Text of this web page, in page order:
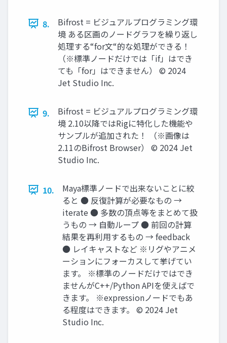
8.
Bifrost = ビジュアルプログラミング環
境 ある区画のノードグラフを繰り返し
処理する“for文“的な処理ができる！
（※標準ノードだけでは「if」はでき
ても「for」はできません） © 2024
Jet Studio Inc.
9.
Bifrost = ビジュアルプログラミング環
境 2.10以降ではRigに特化した機能や
サンプルが追加された！ （※画像は
2.11のBifrost Browser） © 2024 Jet
Studio Inc.
10.
Maya標準ノードで出来ないことに絞
ると ● 反復計算が必要なもの →
iterate ● 多数の頂点等をまとめて扱
うもの → 自動ループ ● 前回の計算
結果を再利用するもの → feedback
● レイキャストなど ※リグやアニメ
ーションにフォーカスして挙げてい
ます。 ※標準のノードだけではでき
ませんがC++/Python APIを使えばで
きます。 ※expressionノードでもあ
る程度はできます。 © 2024 Jet
Studio Inc.